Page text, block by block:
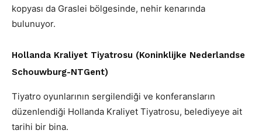
kopyası da Graslei bölgesinde, nehir kenarında
bulunuyor.
Hollanda Kraliyet Tiyatrosu (Koninklijke Nederlandse
Schouwburg-NTGent)
Tiyatro oyunlarının sergilendiği ve konferansların
düzenlendiği Hollanda Kraliyet Tiyatrosu, belediyeye ait
tarihi bir bina.